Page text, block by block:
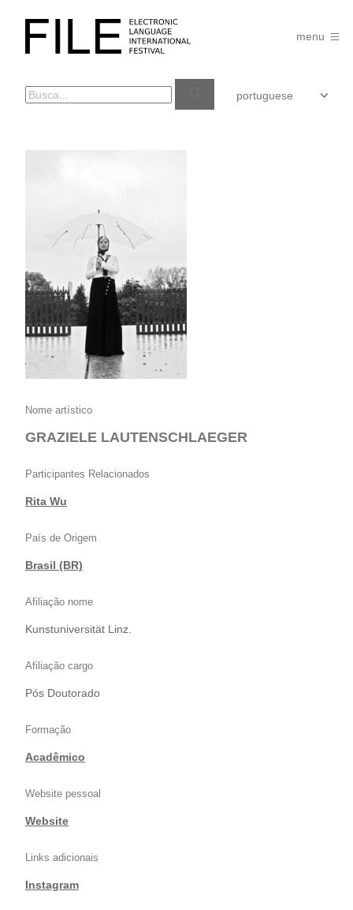
FILE
FESTIVAL
menu
Nome artístico
GRAZIELE LAUTENSCHLAEGER
Participantes Relacionados
Rita Wu
País de Origem
Brasil (BR)
Afiliação nome
Kunstuniversität Linz.
Afiliação cargo
Pós Doutorado
Formação
Acadêmico
Website pessoal
Website
Links adicionais
Instagram